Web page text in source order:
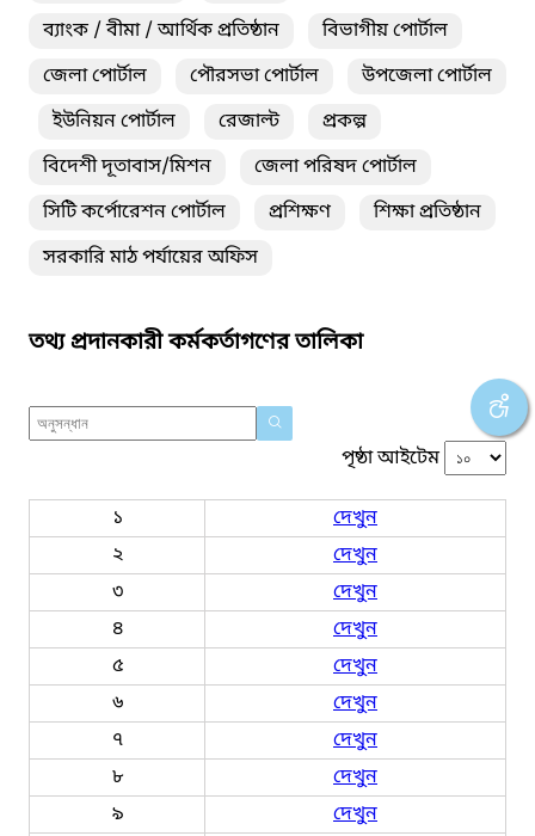
ব্যাংক / বীমা / আর্থিক প্রতিষ্ঠান
বিভাগীয় পোর্টাল
জেলা পোর্টাল
পৌরসভা পোর্টাল
উপজেলা পোর্টাল
ইউনিয়ন পোর্টাল
রেজাল্ট
প্রকল্প
বিদেশী দূতাবাস/মিশন
জেলা পরিষদ পোর্টাল
সিটি কর্পোরেশন পোর্টাল
প্রশিক্ষণ
শিক্ষা প্রতিষ্ঠান
সরকারি মাঠ পর্যায়ের অফিস
তথ্য প্রদানকারী কর্মকর্তাগণের তালিকা
পৃষ্ঠা আইটেম
১
দেখুন
২
দেখুন
৩
দেখুন
৪
দেখুন
৫
দেখুন
৬
দেখুন
৭
দেখুন
৮
দেখুন
৯
দেখুন